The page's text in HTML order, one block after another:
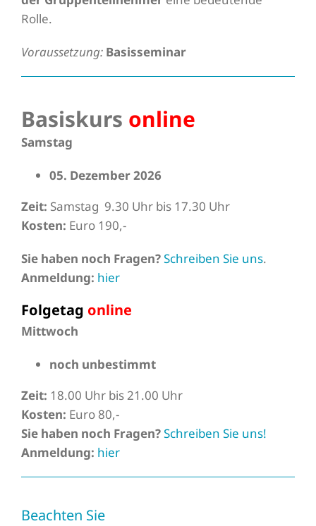
Rolle.
Voraussetzung: Basisseminar
Basiskurs online
Samstag
05. Dezember 2026
Zeit: Samstag 9.30 Uhr bis 17.30 Uhr
Kosten: Euro 190,-
Sie haben noch Fragen?Schreiben Sie uns.
Anmeldung: hier
Folgetag online
Mittwoch
noch unbestimmt
Zeit: 18.00 Uhr bis 21.00 Uhr
Kosten: Euro 80,-
Sie haben noch Fragen?Schreiben Sie uns!
Anmeldung: hier
Beachten Sie